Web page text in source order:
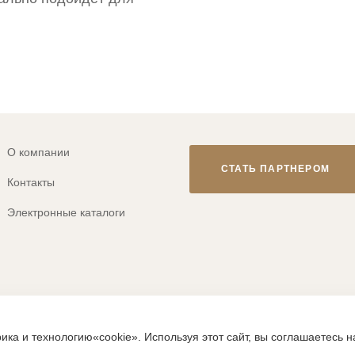
О компании
Контакты
Электронные каталоги
СТАТЬ ПАРТНЕРОМ
и технологию«cookie». Используя этот сайт, вы соглашаетесь